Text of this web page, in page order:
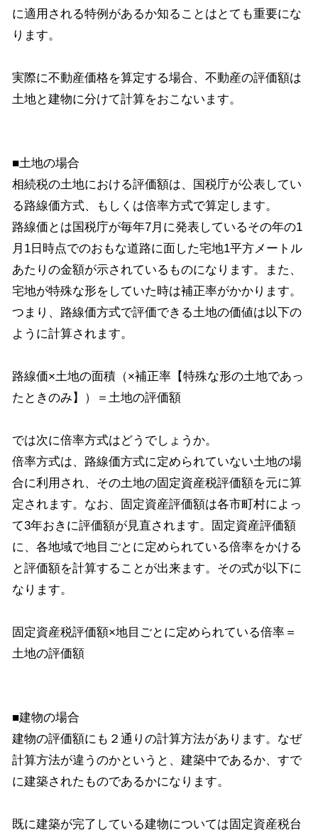
に適用される特例があるか知ることはとても重要にな
ります。
実際に不動産価格を算定する場合、不動産の評価額は
土地と建物に分けて計算をおこないます。
■土地の場合
相続税の土地における評価額は、国税庁が公表してい
る路線価方式、もしくは倍率方式で算定します。
路線価とは国税庁が毎年7月に発表しているその年の1
月1日時点でのおもな道路に面した宅地1平方メートル
あたりの金額が示されているものになります。また、
宅地が特殊な形をしていた時は補正率がかかります。
つまり、路線価方式で評価できる土地の価値は以下の
ように計算されます。
路線価×土地の面積（×補正率【特殊な形の土地であっ
たときのみ】）＝土地の評価額
では次に倍率方式はどうでしょうか。
倍率方式は、路線価方式に定められていない土地の場
合に利用され、その土地の固定資産税評価額を元に算
定されます。なお、固定資産評価額は各市町村によっ
て3年おきに評価額が見直されます。固定資産評価額
に、各地域で地目ごとに定められている倍率をかける
と評価額を計算することが出来ます。その式が以下に
なります。
固定資産税評価額×地目ごとに定められている倍率＝
土地の評価額
■建物の場合
建物の評価額にも２通りの計算方法があります。なぜ
計算方法が違うのかというと、建築中であるか、すで
に建築されたものであるかになります。
既に建築が完了している建物については固定資産税台